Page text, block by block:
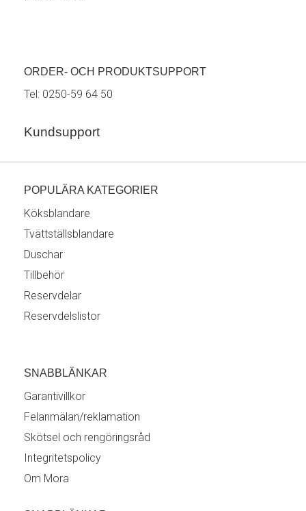
ORDER- OCH PRODUKTSUPPORT
Tel: 0250-59 64 50
Kundsupport
POPULÄRA KATEGORIER
Köksblandare
Tvättställsblandare
Duschar
Tillbehör
Reservdelar
Reservdelslistor
SNABBLÄNKAR
Garantivillkor
Felanmälan/reklamation
Skötsel och rengöringsråd
Integritetspolicy
Om Mora